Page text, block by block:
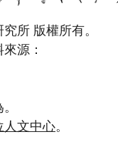
所 版權所有。
源：
人文中心。